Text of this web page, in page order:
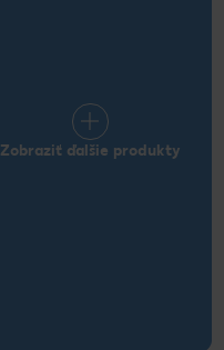
Zobraziť ďalšie produkty